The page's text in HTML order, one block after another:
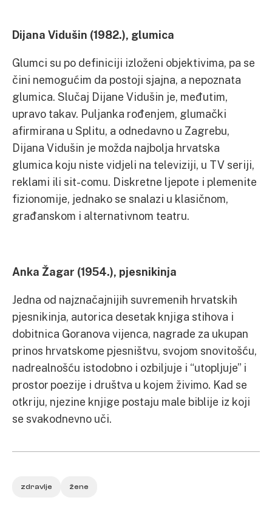
Dijana Vidušin (1982.), glumica
Glumci su po definiciji izloženi objektivima, pa se
čini nemogućim da postoji sjajna, a nepoznata
glumica. Slučaj Dijane Vidušin je, međutim,
upravo takav. Puljanka rođenjem, glumački
afirmirana u Splitu, a odnedavno u Zagrebu,
Dijana Vidušin je možda najbolja hrvatska
glumica koju niste vidjeli na televiziji, u TV seriji,
reklami ili sit-comu. Diskretne ljepote i plemenite
fizionomije, jednako se snalazi u klasičnom,
građanskom i alternativnom teatru.
Anka Žagar (1954.), pjesnikinja
Jedna od najznačajnijih suvremenih hrvatskih
pjesnikinja, autorica desetak knjiga stihova i
dobitnica Goranova vijenca, nagrade za ukupan
prinos hrvatskome pjesništvu, svojom snovitošću,
nadrealnošću istodobno i ozbiljuje i “utopljuje” i
prostor poezije i društva u kojem živimo. Kad se
otkriju, njezine knjige postaju male biblije iz koji
se svakodnevno uči.
zdravlje žene